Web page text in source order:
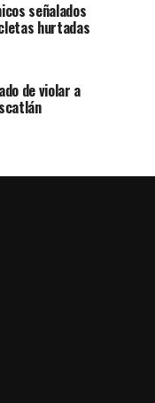
señalados
hurtadas
de violar a